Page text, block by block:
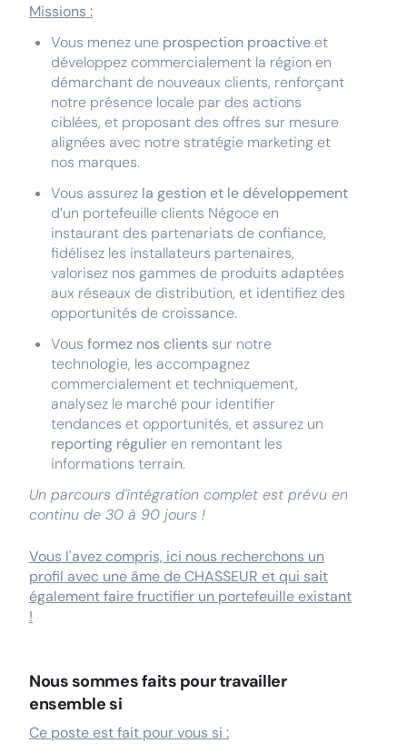
Missions :
Vous menez une prospection proactive et
développez commercialement la région en
démarchant de nouveaux clients, renforçant
notre présence locale par des actions
ciblées, et proposant des offres sur mesure
alignées avec notre stratégie marketing et
nos marques.
Vous assurez la gestion et le développement
d’un portefeuille clients Négoce en
instaurant des partenariats de confiance,
fidélisez les installateurs partenaires,
valorisez nos gammes de produits adaptées
aux réseaux de distribution, et identifiez des
opportunités de croissance.
Vous formez nos clients sur notre
technologie, les accompagnez
commercialement et techniquement,
analysez le marché pour identifier
tendances et opportunités, et assurez un
reporting régulier en remontant les
informations terrain.
Un parcours d'intégration complet est prévu en
continu de 30 à 90 jours !
Vous l'avez compris, ici nous recherchons un
profil avec une âme de CHASSEUR et qui sait
également faire fructifier un portefeuille existant
!
Nous sommes faits pour travailler
ensemble si
Ce poste est fait pour vous si :